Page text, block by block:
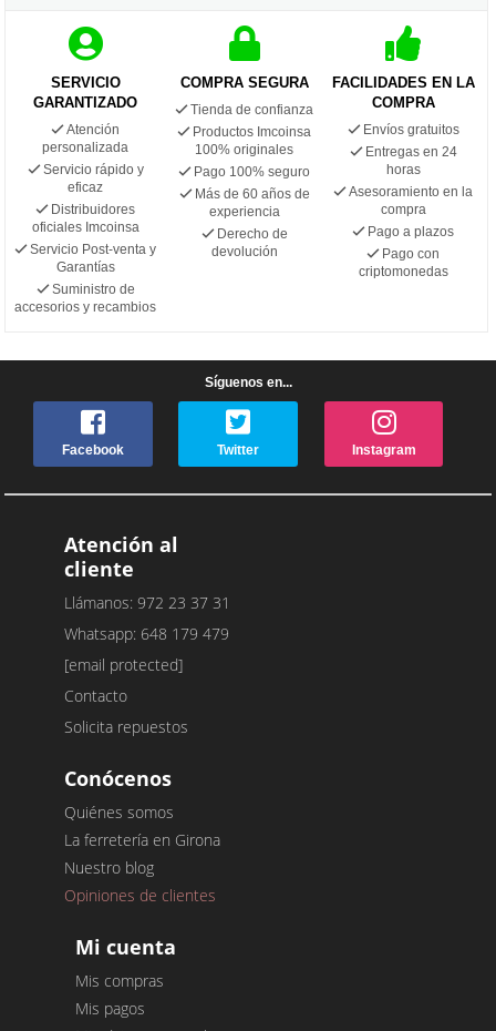
SERVICIO
GARANTIZADO
Atención
personalizada
Servicio rápido y
eficaz
Distribuidores
oficiales Imcoinsa
Servicio Post-venta y
Garantías
Suministro de
accesorios y recambios
COMPRA SEGURA
Tienda de confianza
Productos Imcoinsa
100% originales
Pago 100% seguro
Más de 60 años de
experiencia
Derecho de
devolución
FACILIDADES EN LA
COMPRA
Envíos gratuitos
Entregas en 24
horas
Asesoramiento en la
compra
Pago a plazos
Pago con
criptomonedas
Síguenos en...
Facebook Twitter Instagram
Atención al
cliente
Llámanos: 972 23 37 31
Whatsapp: 648 179 479
[email protected]
Contacto
Solicita repuestos
Conócenos
Quiénes somos
La ferretería en Girona
Nuestro blog
Opiniones de clientes
Mi cuenta
Mis compras
Mis pagos